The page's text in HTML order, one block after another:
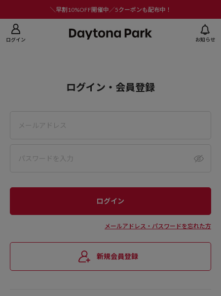
＼早割10%OFF開催中／5クーポンも配布中！
ログイン お知らせ
ログイン・会員登録
メールアドレス・パスワードを忘れた方
新規会員登録